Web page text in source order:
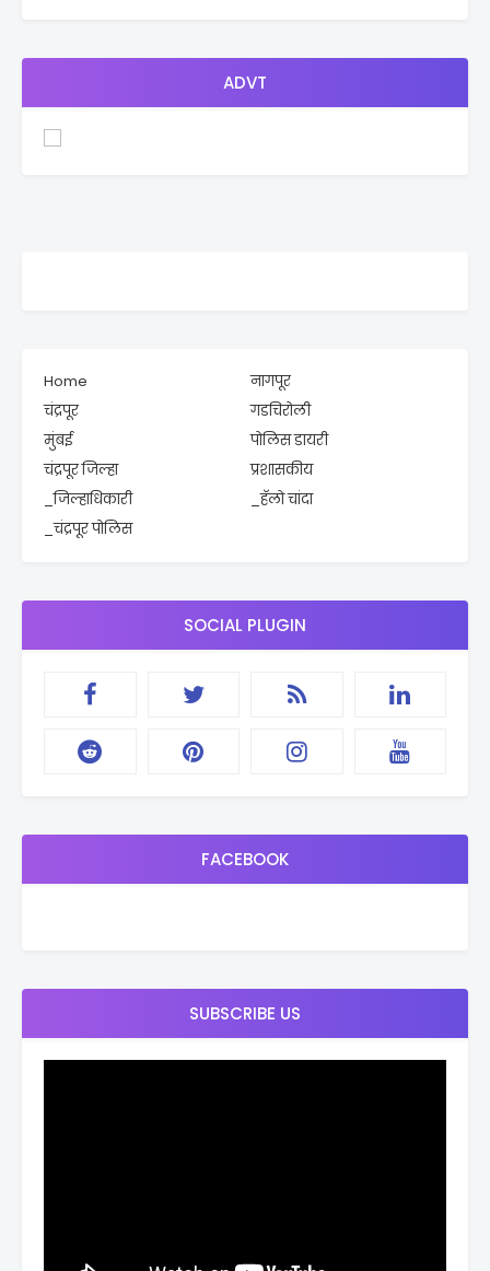
ADVT
Home
नागपूर
चंद्रपूर
गडचिरोली
मुंबई
पोलिस डायरी
चंद्रपूर जिल्हा
प्रशासकीय
_जिल्हाधिकारी
_हॅलो चांदा
_चंद्रपूर पोलिस
SOCIAL PLUGIN
FACEBOOK
SUBSCRIBE US